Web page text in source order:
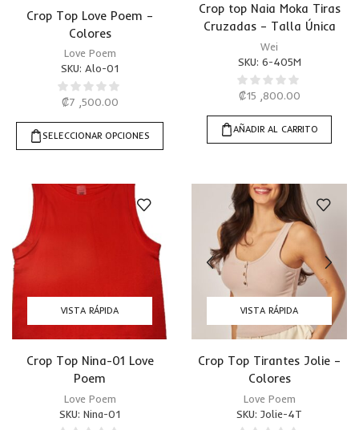
Crop Top Love Poem –
Colores
Love Poem
SKU: Alo-01
₡7 ,500.00
SELECCIONAR OPCIONES
Crop top Naia Moka Tiras
Cruzadas – Talla Única
Wei
SKU: 6-405M
₡15 ,800.00
AÑADIR AL CARRITO
VISTA RÁPIDA
Crop Top Nina-01 Love
Poem
Love Poem
SKU: Nina-01
VISTA RÁPIDA
Crop Top Tirantes Jolie –
Colores
Love Poem
SKU: Jolie-4T